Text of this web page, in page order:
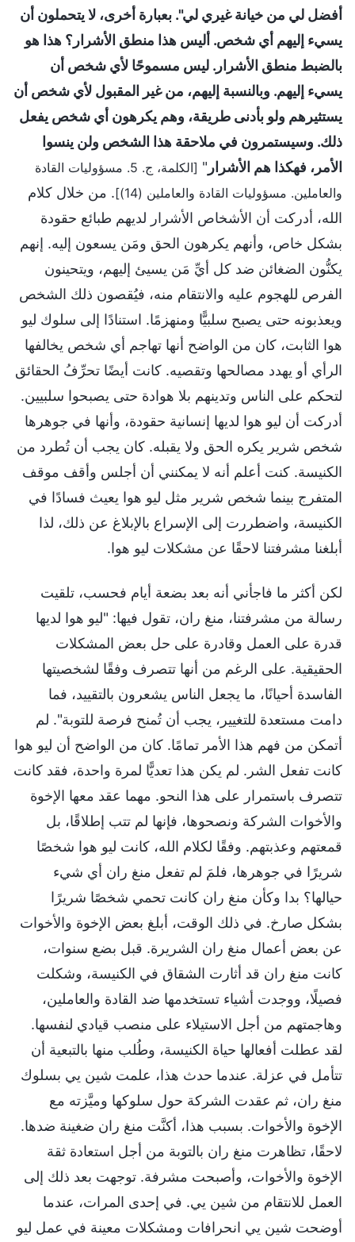
أفضل لي من خيانة غيري لي". بعبارة أخرى، لا يتحملون أن
يسيء إليهم أي شخص. أليس هذا منطق الأشرار؟ هذا هو
بالضبط منطق الأشرار. ليس مسموحًا لأي شخص أن
يسيء إليهم. وبالنسبة إليهم، من غير المقبول لأي شخص أن
يستثيرهم ولو بأدنى طريقة، وهم يكرهون أي شخص يفعل
ذلك. وسيستمرون في ملاحقة هذا الشخص ولن ينسوا
الأمر، فهكذا هم الأشرار "
[الكلمة، ج. 5. مسؤوليات القادة
والعاملين. مسؤوليات القادة والعاملين (14)]
. من خلال كلام
الله، أدركت أن الأشخاص الأشرار لديهم طبائع حقودة
بشكل خاص، وأنهم يكرهون الحق ومَن يسعون إليه. إنهم
يكنُّون الضغائن ضد كل أيِّ مَن يسيئ إليهم، ويتحينون
الفرص للهجوم عليه والانتقام منه، فيُقصون ذلك الشخص
ويعذبونه حتى يصبح سلبيًّا ومنهزمًا. استنادًا إلى سلوك ليو
هوا الثابت، كان من الواضح أنها تهاجم أي شخص يخالفها
الرأي أو يهدد مصالحها وتقصيه. كانت أيضًا تحرِّفُ الحقائق
لتحكم على الناس وتدينهم بلا هوادة حتى يصبحوا سلبيين.
أدركت أن ليو هوا لديها إنسانية حقودة، وأنها في جوهرها
شخص شرير يكره الحق ولا يقبله. كان يجب أن تُطرد من
الكنيسة. كنت أعلم أنه لا يمكنني أن أجلس وأقف موقف
المتفرج بينما شخص شرير مثل ليو هوا يعيث فسادًا في
الكنيسة، واضطررت إلى الإسراع بالإبلاغ عن ذلك، لذا
أبلغنا مشرفتنا لاحقًا عن مشكلات ليو هوا.
لكن أكثر ما فاجأني أنه بعد بضعة أيام فحسب، تلقيت
رسالة من مشرفتنا، منغ ران، تقول فيها: "ليو هوا لديها
قدرة على العمل وقادرة على حل بعض المشكلات
الحقيقية. على الرغم من أنها تتصرف وفقًا لشخصيتها
الفاسدة أحيانًا، ما يجعل الناس يشعرون بالتقييد، فما
دامت مستعدة للتغيير، يجب أن تُمنح فرصة للتوبة". لم
أتمكن من فهم هذا الأمر تمامًا. كان من الواضح أن ليو هوا
كانت تفعل الشر. لم يكن هذا تعديًّا لمرة واحدة، فقد كانت
تتصرف باستمرار على هذا النحو. مهما عقد معها الإخوة
والأخوات الشركة ونصحوها، فإنها لم تتب إطلاقًا، بل
قمعتهم وعذبتهم. وفقًا لكلام الله، كانت ليو هوا شخصًا
شريرًا في جوهرها، فلمَ لم تفعل منغ ران أي شيء
حيالها؟ بدا وكأن منغ ران كانت تحمي شخصًا شريرًا
بشكل صارخ. في ذلك الوقت، أبلغ بعض الإخوة والأخوات
عن بعض أعمال منغ ران الشريرة. قبل بضع سنوات،
كانت منغ ران قد أثارت الشقاق في الكنيسة، وشكلت
فصيلًا، ووجدت أشياء تستخدمها ضد القادة والعاملين،
وهاجمتهم من أجل الاستيلاء على منصب قيادي لنفسها.
لقد عطلت أفعالها حياة الكنيسة، وطُلب منها بالتبعية أن
تتأمل في عزلة. عندما حدث هذا، علمت شين يي بسلوك
منغ ران، ثم عقدت الشركة حول سلوكها وميَّزته مع
الإخوة والأخوات. بسبب هذا، أكنَّت منغ ران ضغينة ضدها.
لاحقًا، تظاهرت منغ ران بالتوبة من أجل استعادة ثقة
الإخوة والأخوات، وأصبحت مشرفة. توجهت بعد ذلك إلى
العمل للانتقام من شين يي. في إحدى المرات، عندما
أوضحت شين يي انحرافات ومشكلات معينة في عمل ليو